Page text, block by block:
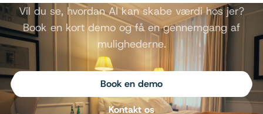
Vil du se, hvordan AI kan skabe værdi hos jer?
Book en kort demo og få en gennemgang af
mulighederne.
Book en demo
Kontakt os